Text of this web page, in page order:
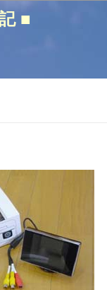
■